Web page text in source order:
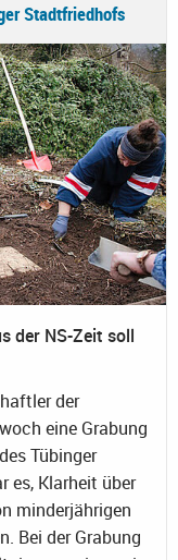
Stadtfriedhofs
der NS-Zeit soll
der
eine Grabung
Tübinger
es, Klarheit über
minderjährigen
Bei der Grabung